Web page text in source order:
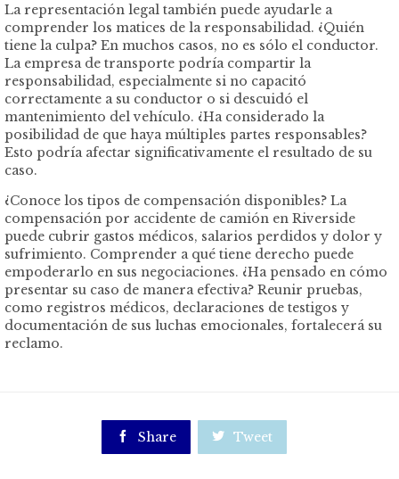
La representación legal también puede ayudarle a
comprender los matices de la responsabilidad. ¿Quién
tiene la culpa? En muchos casos, no es sólo el conductor.
La empresa de transporte podría compartir la
responsabilidad, especialmente si no capacitó
correctamente a su conductor o si descuidó el
mantenimiento del vehículo. ¿Ha considerado la
posibilidad de que haya múltiples partes responsables?
Esto podría afectar significativamente el resultado de su
caso.
¿Conoce los tipos de compensación disponibles? La
compensación por accidente de camión en Riverside
puede cubrir gastos médicos, salarios perdidos y dolor y
sufrimiento. Comprender a qué tiene derecho puede
empoderarlo en sus negociaciones. ¿Ha pensado en cómo
presentar su caso de manera efectiva? Reunir pruebas,
como registros médicos, declaraciones de testigos y
documentación de sus luchas emocionales, fortalecerá su
reclamo.
 Share  Tweet